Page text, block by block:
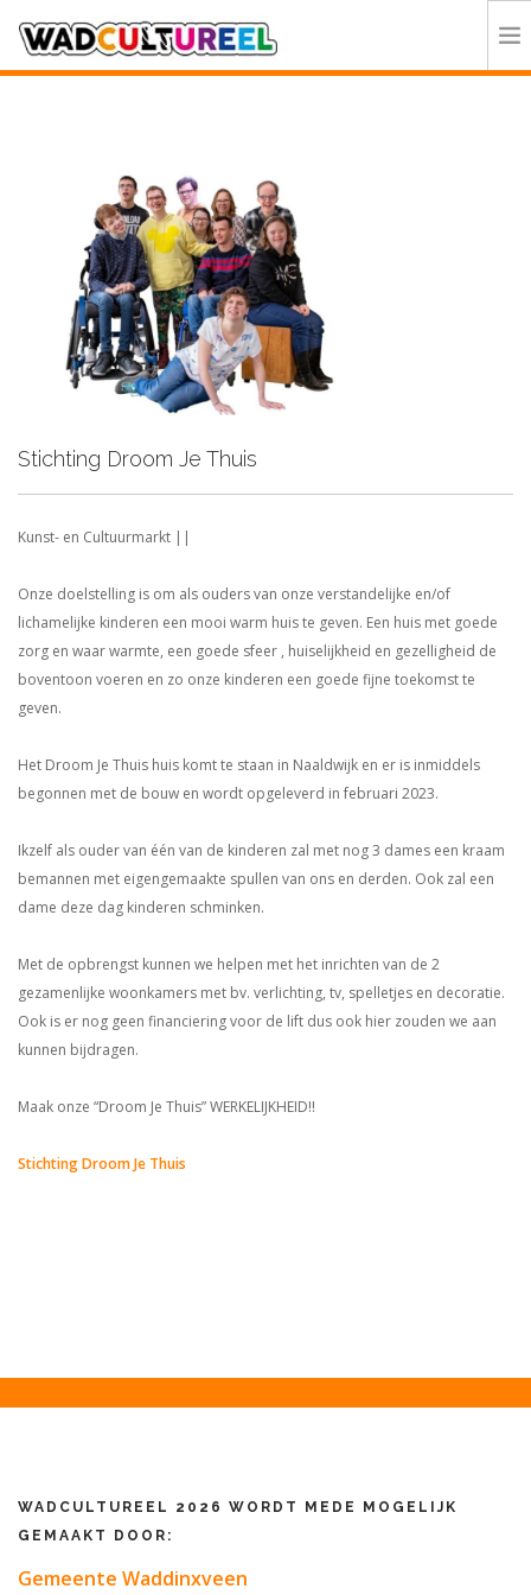
DEELNEMERS
CONTACT
ORGANISATIE
Stichting Droom Je Thuis
Kunst- en Cultuurmarkt ||
Onze doelstelling is om als ouders van onze verstandelijke en/of
lichamelijke kinderen een mooi warm huis te geven. Een huis met goede
zorg en waar warmte, een goede sfeer , huiselijkheid en gezelligheid de
boventoon voeren en zo onze kinderen een goede fijne toekomst te
geven.
Het Droom Je Thuis huis komt te staan in Naaldwijk en er is inmiddels
begonnen met de bouw en wordt opgeleverd in februari 2023.
Ikzelf als ouder van één van de kinderen zal met nog 3 dames een kraam
bemannen met eigengemaakte spullen van ons en derden. Ook zal een
dame deze dag kinderen schminken.
Met de opbrengst kunnen we helpen met het inrichten van de 2
gezamenlijke woonkamers met bv. verlichting, tv, spelletjes en decoratie.
Ook is er nog geen financiering voor de lift dus ook hier zouden we aan
kunnen bijdragen.
Maak onze “Droom Je Thuis” WERKELIJKHEID!!
Stichting Droom Je Thuis
WADCULTUREEL 2026 WORDT MEDE MOGELIJK
GEMAAKT DOOR:
Gemeente Waddinxveen